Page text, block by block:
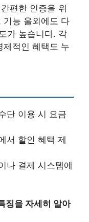
편한 인증을 위
기능 울외에도 다
가 높습니다. 각
제적인 혜택도 누
단 이용 시 요금
서 할인 혜택 제
나 결제 시스템에
징을 자세히 알아